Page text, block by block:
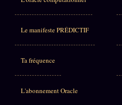
Le manifeste PRÉDICTIF
Ta fréquence
L'abonnement Oracle